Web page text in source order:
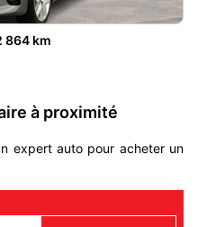
Essence 2025 - 12 864 km
à proximité
expert auto pour acheter un